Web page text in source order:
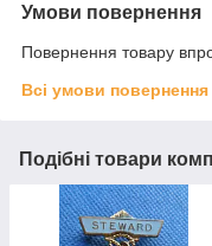
Умови повернення
Повернення товару
Всі умови повернення
Подібні товари